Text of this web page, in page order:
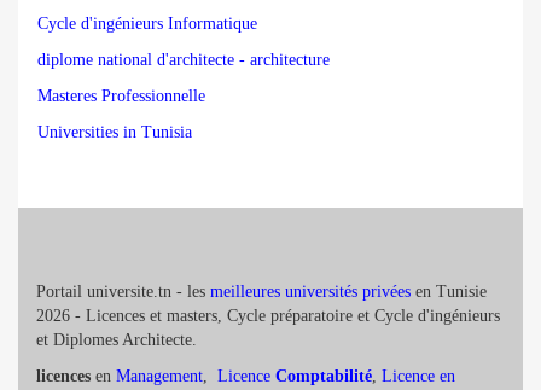
Cycle d'ingénieurs Informatique
diplome national d'architecte - architecture
Masteres Professionnelle
Universities in Tunisia
Portail universite.tn - les meilleures universités privées en Tunisie
2026 - Licences et masters, Cycle préparatoire et Cycle d'ingénieurs
et Diplomes Architecte.
licences en Management, Licence Comptabilité, Licence en